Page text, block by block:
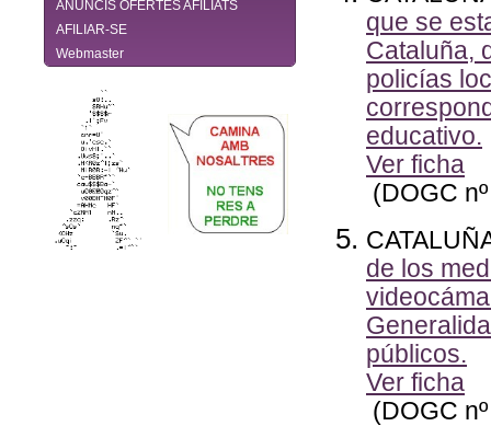
ANUNCIS OFERTES AFILIATS
AFILIAR-SE
Webmaster
que se
Cataluña,
policías
educativo.
Ver ficha
(DOGC
de los
públicos.
Ver ficha
(DOGC